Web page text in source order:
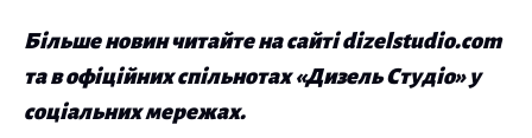
Більше новин читайте на сайті dizelstudio.com
та в офіційних спільнотах «Дизель Студіо» у
соціальних мережах.